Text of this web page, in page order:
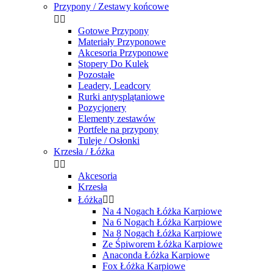
Przypony / Zestawy końcowe
 
Gotowe Przypony
Materiały Przyponowe
Akcesoria Przyponowe
Stopery Do Kulek
Pozostałe
Leadery, Leadcory
Rurki antysplątaniowe
Pozycjonery
Elementy zestawów
Portfele na przypony
Tuleje / Osłonki
Krzesła / Łóżka
 
Akcesoria
Krzesła
Łóżka 
Na 4 Nogach Łóżka Karpiowe
Na 6 Nogach Łóżka Karpiowe
Na 8 Nogach Łóżka Karpiowe
Ze Śpiworem Łóżka Karpiowe
Anaconda Łóżka Karpiowe
Fox Łóżka Karpiowe